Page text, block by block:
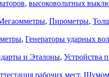
, высоковольтных
, Пирометры,
, Генераторы ударных
и Эталоны, Устройства
рабочих мест,